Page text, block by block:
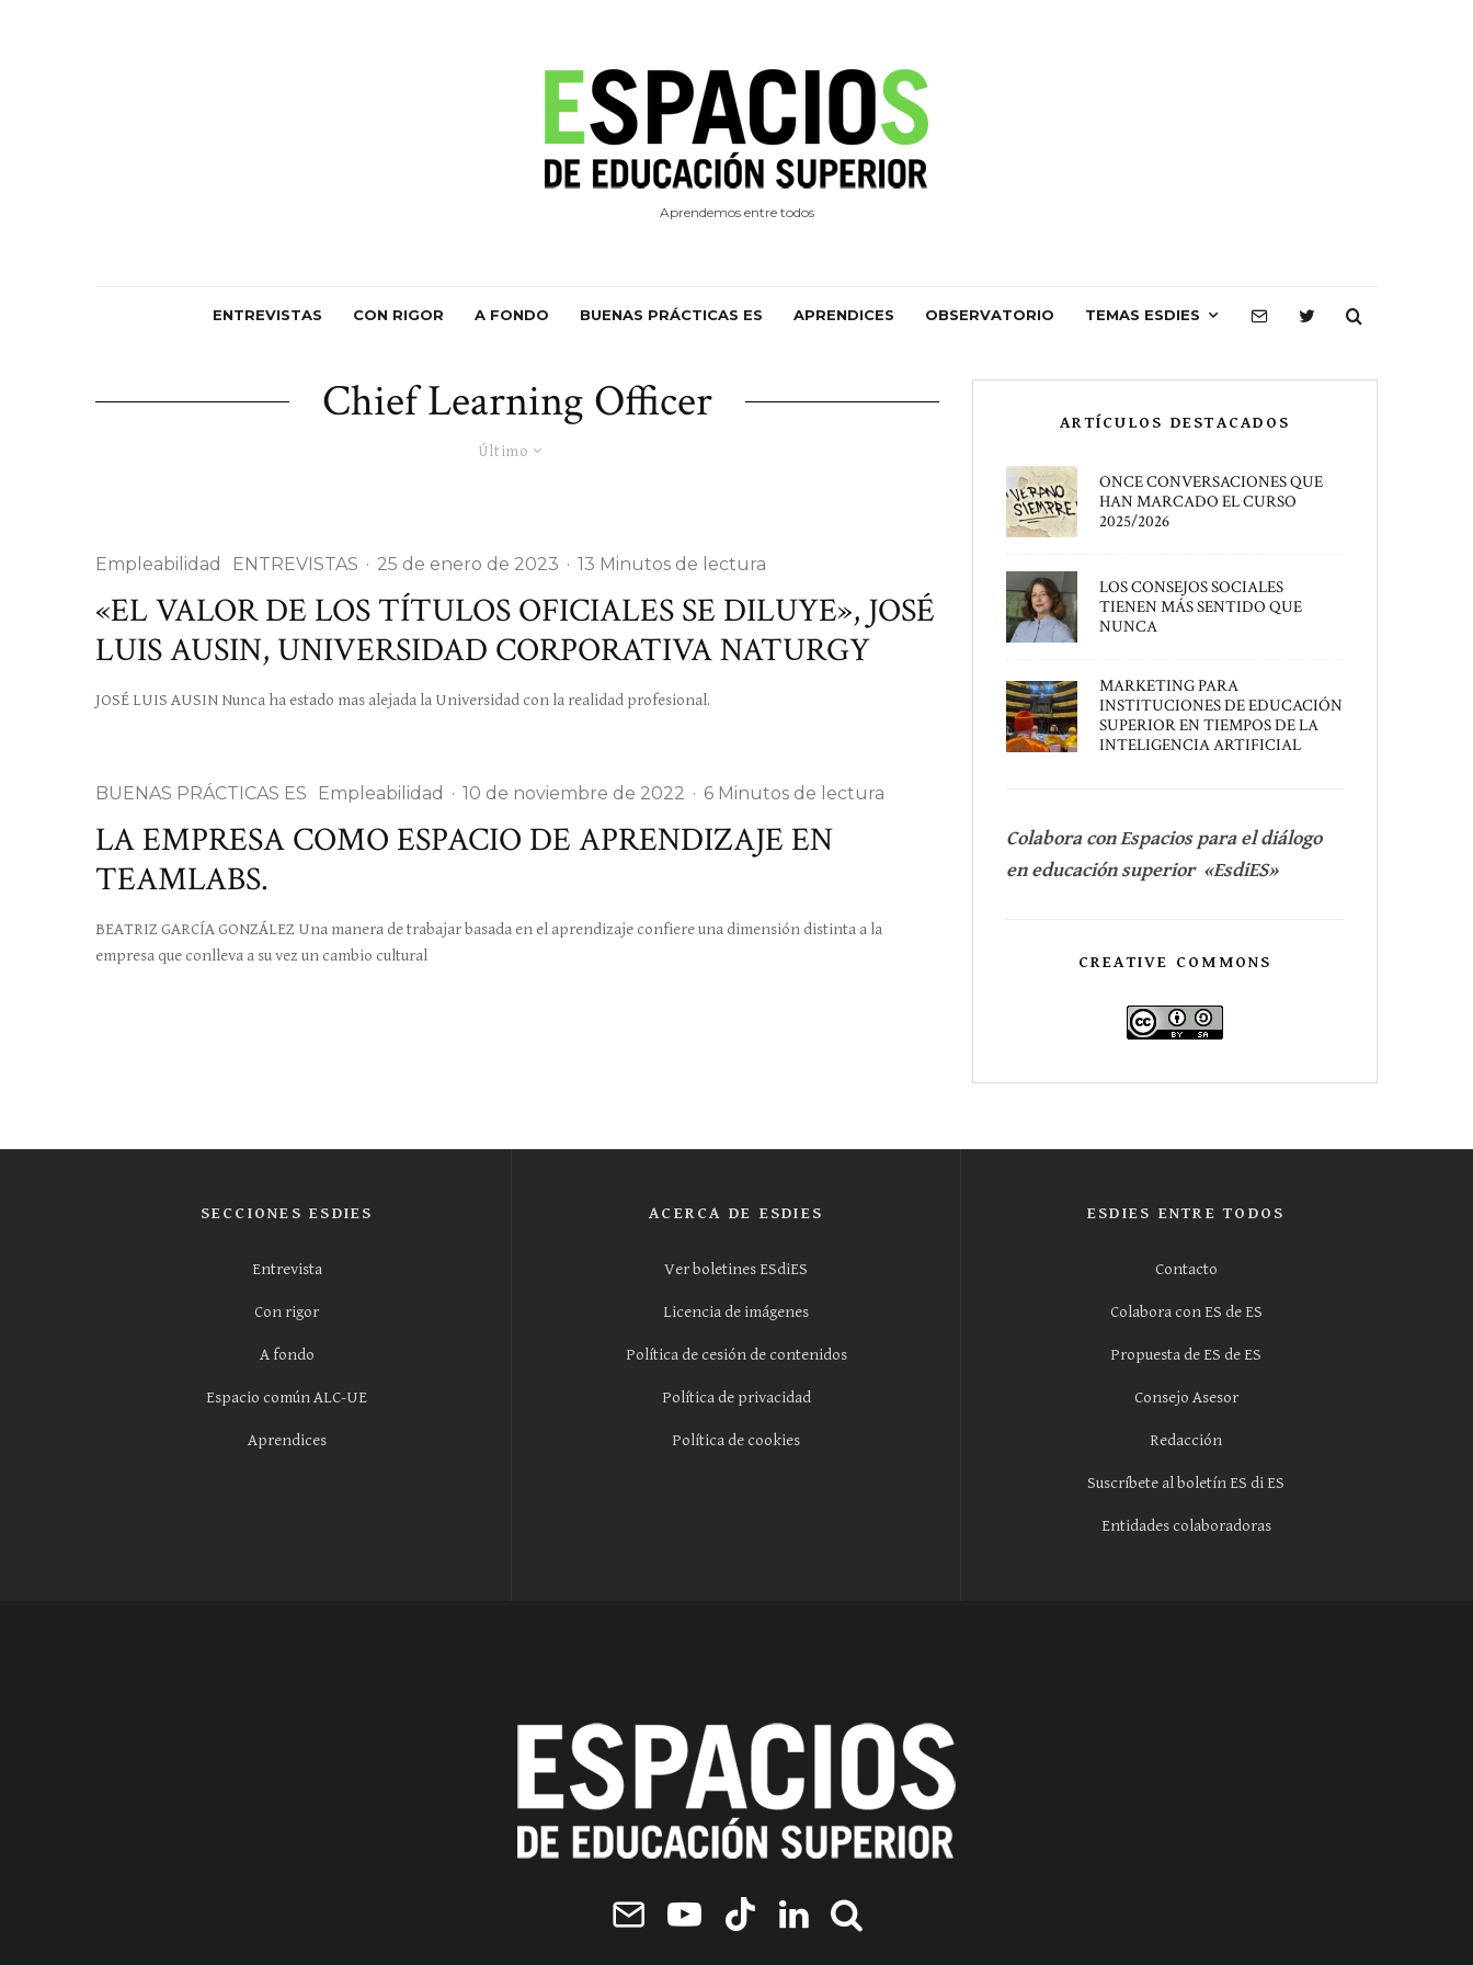
Aprendemos entre todos
ENTREVISTAS CON RIGOR A FONDO BUENAS PRÁCTICAS ES APRENDICES OBSERVATORIO TEMAS ESDIES
Chief Learning Officer
Último
Empleabilidad ENTREVISTAS · 25 de enero de 2023 · 13 Minutos de lectura
«EL VALOR DE LOS TÍTULOS OFICIALES SE DILUYE», JOSÉ
LUIS AUSIN, UNIVERSIDAD CORPORATIVA NATURGY
JOSÉ LUIS AUSIN Nunca ha estado mas alejada la Universidad con la realidad profesional.
BUENAS PRÁCTICAS ES Empleabilidad · 10 de noviembre de 2022 · 6 Minutos de lectura
LA EMPRESA COMO ESPACIO DE APRENDIZAJE EN
TEAMLABS.
BEATRIZ GARCÍA GONZÁLEZ Una manera de trabajar basada en el aprendizaje confiere una dimensión distinta a la
empresa que conlleva a su vez un cambio cultural
ARTÍCULOS DESTACADOS
ONCE CONVERSACIONES QUE
HAN MARCADO EL CURSO
2025/2026
LOS CONSEJOS SOCIALES
TIENEN MÁS SENTIDO QUE
NUNCA
MARKETING PARA
INSTITUCIONES DE EDUCACIÓN
SUPERIOR EN TIEMPOS DE LA
INTELIGENCIA ARTIFICIAL
Colabora con Espacios para el diálogo
en educación superior «EsdiES»
CREATIVE COMMONS
SECCIONES ESDIES
Entrevista
Con rigor
A fondo
Espacio común ALC-UE
Aprendices
ACERCA DE ESDIES
Ver boletines ESdiES
Licencia de imágenes
Política de cesión de contenidos
Política de privacidad
Política de cookies
ESDIES ENTRE TODOS
Contacto
Colabora con ES de ES
Propuesta de ES de ES
Consejo Asesor
Redacción
Suscríbete al boletín ES di ES
Entidades colaboradoras